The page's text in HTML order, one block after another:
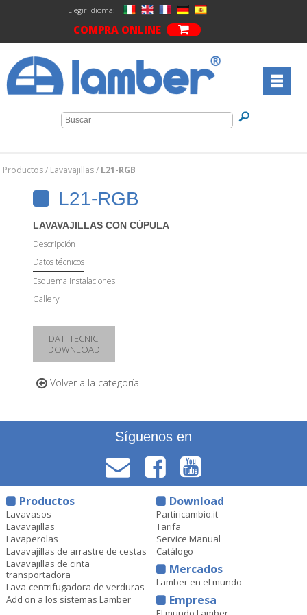
Elegir idioma:
COMPRA ONLINE
Productos/ Lavavajillas/ L21-RGB
L21-RGB
LAVAVAJILLAS CON CÚPULA
Descripción
Datos técnicos
Esquema Instalaciones
Gallery
DATI TECNICI
DOWNLOAD
Volver a la categoría
Síguenos en
Productos
Lavavasos
Lavavajillas
Lavaperolas
Lavavajillas de arrastre de cestas
Lavavajillas de cinta
transportadora
Lava-centrifugadora de verduras
Add on a los sistemas Lamber
Download
Partiricambio.it
Tarifa
Service Manual
Catálogo
Mercados
Lamber en el mundo
Empresa